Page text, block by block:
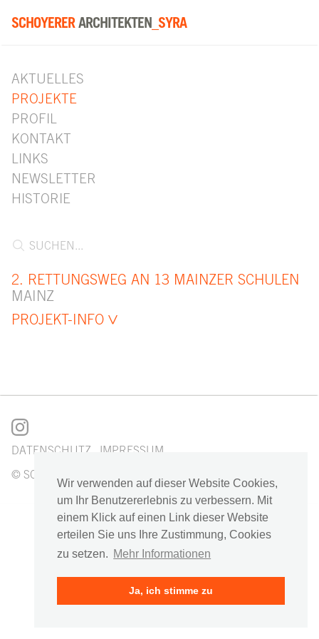
Wir verwenden auf dieser Website Cookies,
um Ihr Benutzererlebnis zu verbessern. Mit
einem Klick auf einen Link dieser Website
erteilen Sie uns Ihre Zustimmung, Cookies
zu setzen. Mehr Informationen
Ja, ich stimme zu
SCHOYERERARCHITEKTEN _SYRA
AKTUELLES
PROJEKTE
PROFIL
KONTAKT
LINKS
NEWSLETTER
HISTORIE
2. RETTUNGSWEG AN 13 MAINZER SCHULEN
MAINZ
PROJEKT-INFO
© SCHOYERER ARCHITEKTEN_SYRA
DATENSCHUTZ IMPRESSUM